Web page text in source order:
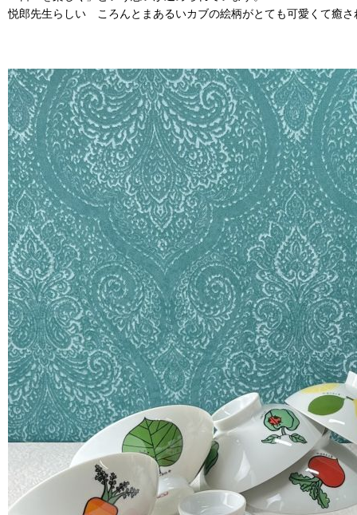
悦郎先生らしい ころんとまあるいカブの絵柄がとても可愛くて癒さ